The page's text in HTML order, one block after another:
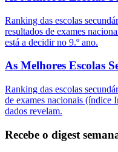
Ranking das escolas
resultados de exames
está a decidir no 9.º ano.
As Melhores Escolas
Ranking das escolas
de exames nacionais (índice
dados revelam.
Recebe o digest